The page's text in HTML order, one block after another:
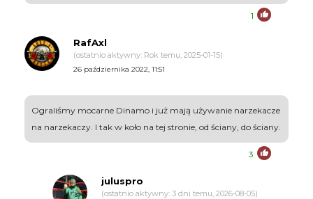
1
RafAxl
(ostatnio aktywny: Rok temu, 2025-01-15)
26 października 2022, 11:51
Ograliśmy mocarne Dinamo i już mają używanie narzekacze
na narzekaczy. I tak w koło na tej stronie, od ściany, do ściany.
3
juluspro
(ostatnio aktywny: 3 dni temu, 2026-08-05)